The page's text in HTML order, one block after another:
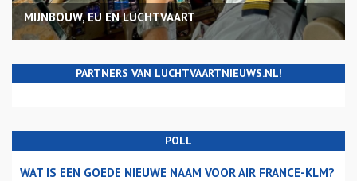
MIJNBOUW, EU EN LUCHTVAART
PARTNERS VAN LUCHTVAARTNIEUWS.NL!
POLL
WAT IS EEN GOEDE NIEUWE NAAM VOOR AIR FRANCE-KLM?